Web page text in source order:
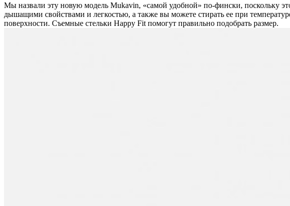
Мы назвали эту новую модель Mukavin, «самой удобной» по-фински, поскольку
дышащими свойствами и легкостью, а также вы можете стирать ее при
поверхности. Съемные стельки Happy Fit помогут правильно подобрать размер.